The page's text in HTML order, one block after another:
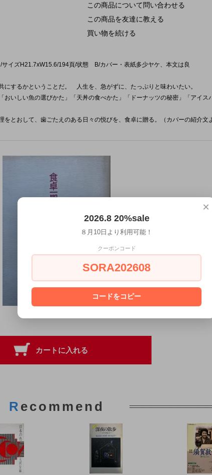
この商品について問い合わせる
この商品を友達に教える
買い物を続ける
/サイズH21.7xW15.6/194頁/状態 B/カバー・表紙多少ヤケ、本文は
にするかということだ。 人生を、急がずに、たっぷりと味わいたい。
おいしい魚の選びかた」「天丼の食べかた」「ドーナッツの秘密」「アイス
とおして、歯ごたえのある日々の悦びを、食卓に贈る。（カバーの紹介文
R ecommend
×
2026.8 20%sale
８月10日より利用可能！
クーポンコード
SORA202608
コードをコピー